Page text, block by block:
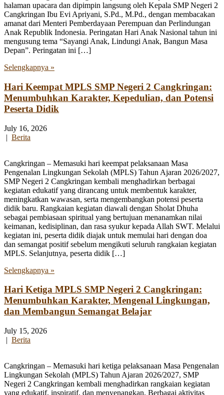
halaman upacara dan dipimpin langsung oleh Kepala SMP Negeri 2
Cangkringan Ibu Evi Apriyani, S.Pd., M.Pd., dengan membacakan
amanat dari Menteri Pemberdayaan Perempuan dan Perlindungan
Anak Republik Indonesia. Peringatan Hari Anak Nasional tahun ini
mengusung tema “Sayangi Anak, Lindungi Anak, Bangun Masa
Depan”. Peringatan ini […]
Selengkapnya »
Hari Keempat MPLS SMP Negeri 2 Cangkringan:
Menumbuhkan Karakter, Kepedulian, dan Potensi
Peserta Didik
July 16, 2026
| Berita
Cangkringan – Memasuki hari keempat pelaksanaan Masa
Pengenalan Lingkungan Sekolah (MPLS) Tahun Ajaran 2026/2027,
SMP Negeri 2 Cangkringan kembali menghadirkan berbagai
kegiatan edukatif yang dirancang untuk membentuk karakter,
meningkatkan wawasan, serta mengembangkan potensi peserta
didik baru. Rangkaian kegiatan diawali dengan Sholat Dhuha
sebagai pembiasaan spiritual yang bertujuan menanamkan nilai
keimanan, kedisiplinan, dan rasa syukur kepada Allah SWT. Melalui
kegiatan ini, peserta didik diajak untuk memulai hari dengan doa
dan semangat positif sebelum mengikuti seluruh rangkaian kegiatan
MPLS. Selanjutnya, peserta didik […]
Selengkapnya »
Hari Ketiga MPLS SMP Negeri 2 Cangkringan:
Menumbuhkan Karakter, Mengenal Lingkungan,
dan Membangun Semangat Belajar
July 15, 2026
| Berita
Cangkringan – Memasuki hari ketiga pelaksanaan Masa Pengenalan
Lingkungan Sekolah (MPLS) Tahun Ajaran 2026/2027, SMP
Negeri 2 Cangkringan kembali menghadirkan rangkaian kegiatan
yang edukatif, inspiratif, dan menyenangkan. Berbagai aktivitas